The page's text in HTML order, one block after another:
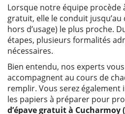
Lorsque notre équipe procède
gratuit, elle le conduit jusqu’au
hors d’usage) le plus proche.
étapes, plusieurs formalités
nécessaires.
Bien entendu, nos experts
accompagnent au cours de
remplir. Vous serez
les papiers à préparer pour
d’épave gratuit à Cucharmoy